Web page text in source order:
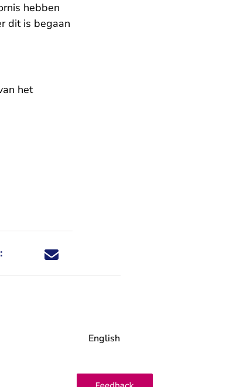
hebben
dit is begaan
het
Deel dit nieuwsbericht via X - U verlaat
Deel dit nieuwsbericht via Facebook - U
Deel dit nieuwsbericht via e-mail
Deel dit nieuwsbericht via LinkedIn - U
English